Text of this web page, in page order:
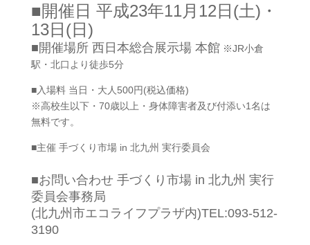
■開催日 平成23年11月12日(土)・
13日(日)
■開催場所 西日本総合展示場 本館 ※JR小倉
駅・北口より徒歩5分
■入場料 当日・大人500円(税込価格)
※高校生以下・70歳以上・身体障害者及び付添い1名は
無料です。
■主催 手づくり市場 in 北九州 実行委員会
■お問い合わせ 手づくり市場 in 北九州 実行
委員会事務局
(北九州市エコライフプラザ内)TEL:093-512-
3190